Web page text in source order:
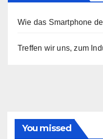
Wie das Smartphone
Treffen wir uns, zum
You missed